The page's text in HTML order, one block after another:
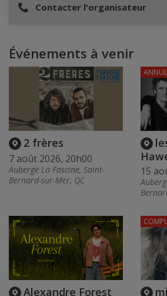
Contacter l'organisateur
Événements à venir
2 frères
7 août 2026, 20h00
Auberge La Fascine, Saint-
Bernard-sur-Mer, QC
15
Alexandre Forest